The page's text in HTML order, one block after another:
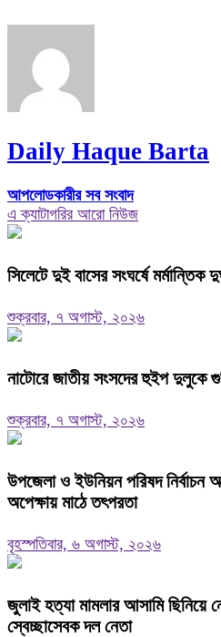
Daily Haque Barta
আপলোডকারীর সব সংবাদ
এ ক্যাটাগরির আরো নিউজ
সিলেটে দুই বাসের সংঘর্ষে
শুক্রবার, ৭ অগাস্ট, ২০২৬
নাটোরে জাতীয় সংসদের হুইপ দুলুকে
শুক্রবার, ৭ অগাস্ট, ২০২৬
উপজেলা ও ইউনিয়ন পরিষদ নির্বাচন
অপেক্ষায় মাঠে তৎপরতা
বৃহস্পতিবার, ৬ অগাস্ট, ২০২৬
জুলাই হত্যা মামলার আসামি
স্বেচ্ছাসেবক দল নেতা